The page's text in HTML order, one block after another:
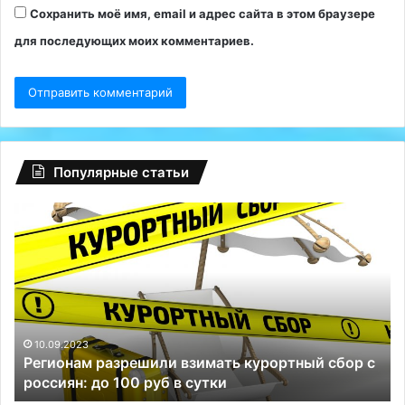
Сохранить моё имя, email и адрес сайта в этом браузере
для последующих моих комментариев.
Популярные статьи
Регионам
разрешили
взимать
курортный
сбор
россиян:
до
100
руб
в
10.09.2023
Регионам разрешили взимать курортный сбор с
россиян: до 100 руб в сутки
и